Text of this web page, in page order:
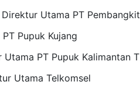
Utama PT
Pupuk Kujang
PT Pupuk Kalimantan
Utama Telkomsel